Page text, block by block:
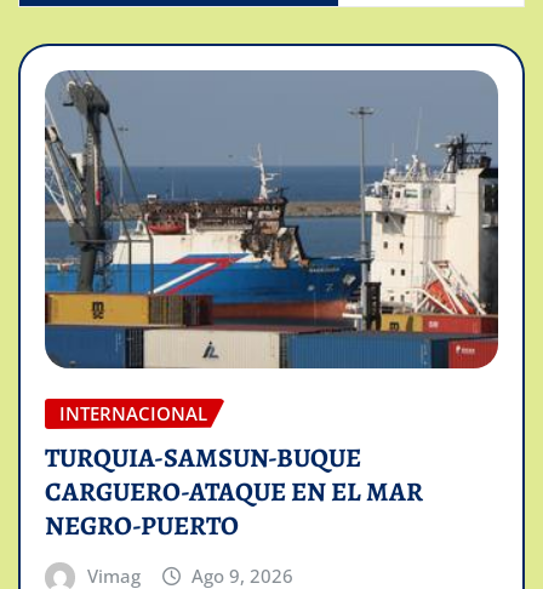
INTERNACIONAL
TURQUIA-SAMSUN-BUQUE
CARGUERO-ATAQUE EN EL MAR
NEGRO-PUERTO
Vimag Ago 9, 2026